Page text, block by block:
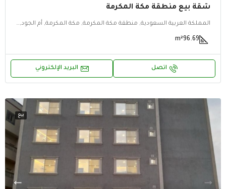
شقة بيع منطقة مكة المكرمة
المملكة العربية السعودية, منطقة مكة المكرمة, مكة المكرمة, أم الجود, أم الجود, مكة المكرمة, منطقة مكة المكرمة
96.69
m²
اتصل البريد الإلكتروني
بيع